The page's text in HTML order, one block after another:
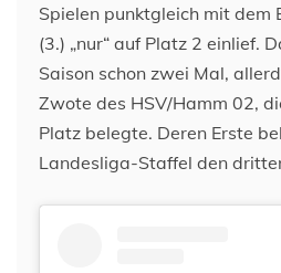
Spielen punktgleich mit dem
(3.) „nur“ auf Platz 2 einlief.
Saison schon zwei Mal,
Zwote des HSV/Hamm 02,
Platz belegte. Deren Erste
Landesliga-Staffel den